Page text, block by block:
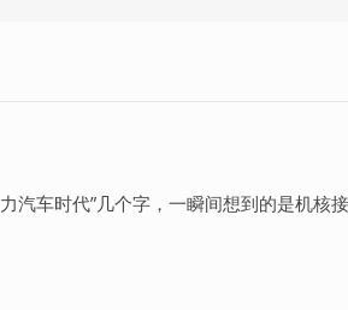
汽车时代”几个字，一瞬间想到的是机核